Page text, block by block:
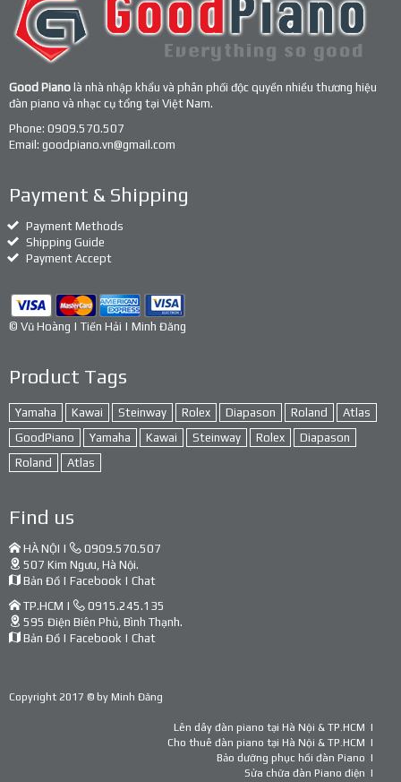
Good Piano là nhà nhập khẩu và phân phối độc quyền nhiều thương hiệu
đàn piano và nhạc cụ tổng tại Việt Nam.
Phone: 0909.570.507
Email: goodpiano.vn@gmail.com
Payment & Shipping
Payment Methods
Shipping Guide
Payment Accept
© Vũ Hoàng | Tiến Hải | Minh Đăng
Product Tags
Yamaha Kawai Steinway Rolex Diapason Roland
Atlas
GoodPiano
Yamaha Kawai Steinway Rolex
Diapason
Roland
Atlas
Find us
HÀ NỘI |
0909.570.507
507 Kim Ngưu, Hà Nội.
Bản Đồ | Facebook | Chat
TP.HCM |
0915.245.135
595 Điện Biên Phủ, Bình Thạnh.
Bản Đồ | Facebook | Chat
Copyright 2017 © by Minh Đăng
Lên dây đàn piano tại Hà Nội & TP.HCM
Cho thuê đàn piano tại Hà Nội & TP.HCM
Bảo dưỡng phục hồi đàn Piano
Sửa chữa đàn Piano điện